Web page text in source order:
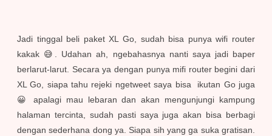
Jadi tinggal beli paket XL Go, sudah bisa punya wifi router
kakak 😅. Udahan ah, ngebahasnya nanti saya jadi baper
berlarut-larut. Secara ya dengan punya mifi router begini dari
XL Go, siapa tahu rejeki ngetweet saya bisa ikutan Go juga
😀 apalagi mau lebaran dan akan mengunjungi kampung
halaman tercinta, sudah pasti saya juga akan bisa berbagi
dengan sederhana dong ya. Siapa sih yang ga suka gratisan.